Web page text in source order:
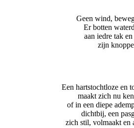
Geen wind,
Er botten
aan iedre tak
zijn
Een hartstochtloze en
maakt zich nu
of in een diepe
dichtbij, een
zich stil, volmaakt en